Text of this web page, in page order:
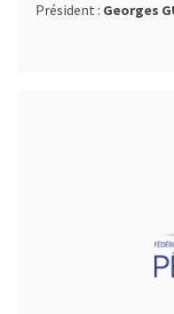
Président : Georges